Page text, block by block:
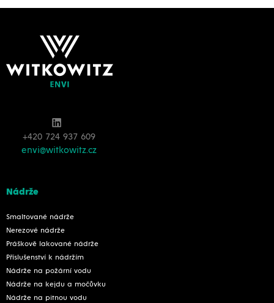
+420 724 937 609
envi@witkowitz.cz
Nádrže
Smaltované nádrže
Nerezové nádrže
Práškově lakované nádrže
Příslušenství k nádržím
Nádrže na požární vodu
Nádrže na kejdu a močůvku
Nádrže na pitnou vodu